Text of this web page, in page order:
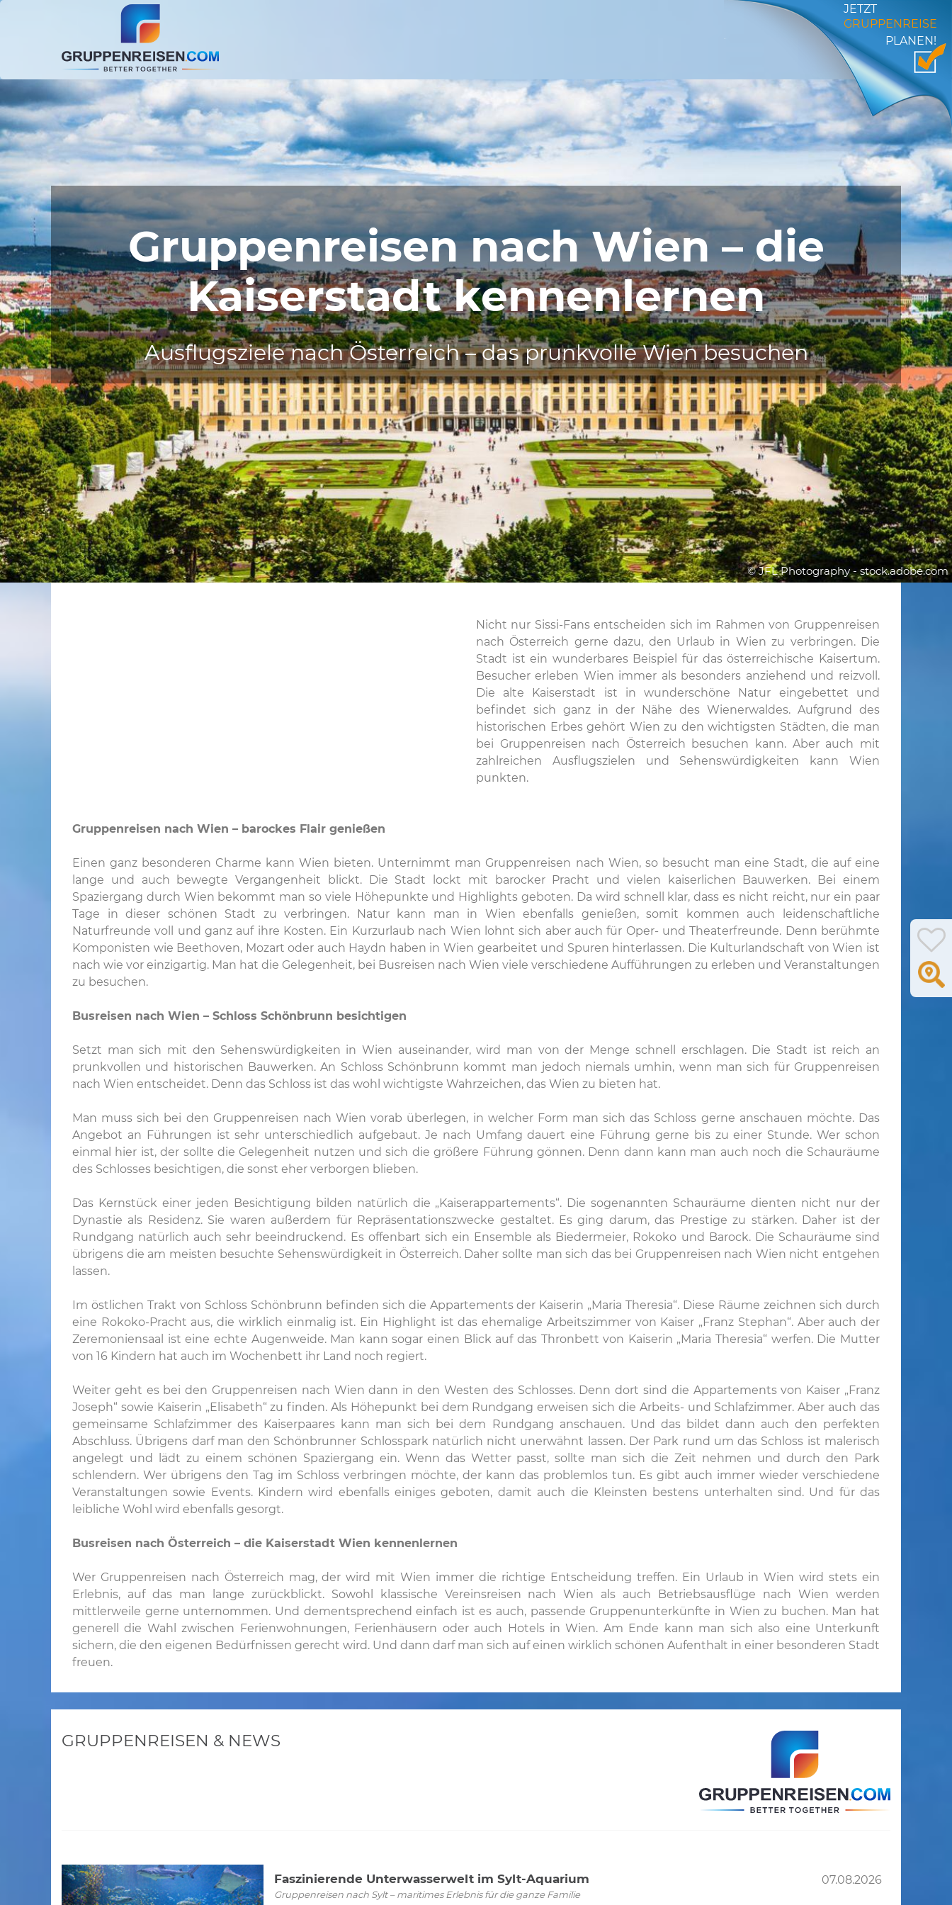
JETZT
GRUPPENREISE
PLANEN!
Gruppenreisen nach Wien – die
Kaiserstadt kennenlernen
Ausflugsziele nach Österreich – das prunkvolle Wien besuchen
© JFL Photography - stock.adobe.com
Nicht nur Sissi-Fans entscheiden sich im Rahmen von Gruppenreisen
nach Österreich gerne dazu, den Urlaub in Wien zu verbringen. Die
Stadt ist ein wunderbares Beispiel für das österreichische Kaisertum.
Besucher erleben Wien immer als besonders anziehend und reizvoll.
Die alte Kaiserstadt ist in wunderschöne Natur eingebettet und
befindet sich ganz in der Nähe des Wienerwaldes. Aufgrund des
historischen Erbes gehört Wien zu den wichtigsten Städten, die man
bei Gruppenreisen nach Österreich besuchen kann. Aber auch mit
zahlreichen Ausflugszielen und Sehenswürdigkeiten kann Wien
punkten.
Gruppenreisen nach Wien – barockes Flair genießen
Einen ganz besonderen Charme kann Wien bieten. Unternimmt man Gruppenreisen nach Wien, so besucht man eine Stadt, die auf eine
lange und auch bewegte Vergangenheit blickt. Die Stadt lockt mit barocker Pracht und vielen kaiserlichen Bauwerken. Bei einem
Spaziergang durch Wien bekommt man so viele Höhepunkte und Highlights geboten. Da wird schnell klar, dass es nicht reicht, nur ein paar
Tage in dieser schönen Stadt zu verbringen. Natur kann man in Wien ebenfalls genießen, somit kommen auch leidenschaftliche
Naturfreunde voll und ganz auf ihre Kosten. Ein Kurzurlaub nach Wien lohnt sich aber auch für Oper- und Theaterfreunde. Denn berühmte
Komponisten wie Beethoven, Mozart oder auch Haydn haben in Wien gearbeitet und Spuren hinterlassen. Die Kulturlandschaft von Wien ist
nach wie vor einzigartig. Man hat die Gelegenheit, bei Busreisen nach Wien viele verschiedene Aufführungen zu erleben und Veranstaltungen
zu besuchen.
Busreisen nach Wien – Schloss Schönbrunn besichtigen
Setzt man sich mit den Sehenswürdigkeiten in Wien auseinander, wird man von der Menge schnell erschlagen. Die Stadt ist reich an
prunkvollen und historischen Bauwerken. An Schloss Schönbrunn kommt man jedoch niemals umhin, wenn man sich für Gruppenreisen
nach Wien entscheidet. Denn das Schloss ist das wohl wichtigste Wahrzeichen, das Wien zu bieten hat.
Man muss sich bei den Gruppenreisen nach Wien vorab überlegen, in welcher Form man sich das Schloss gerne anschauen möchte. Das
Angebot an Führungen ist sehr unterschiedlich aufgebaut. Je nach Umfang dauert eine Führung gerne bis zu einer Stunde. Wer schon
einmal hier ist, der sollte die Gelegenheit nutzen und sich die größere Führung gönnen. Denn dann kann man auch noch die Schauräume
des Schlosses besichtigen, die sonst eher verborgen blieben.
Das Kernstück einer jeden Besichtigung bilden natürlich die „Kaiserappartements“. Die sogenannten Schauräume dienten nicht nur der
Dynastie als Residenz. Sie waren außerdem für Repräsentationszwecke gestaltet. Es ging darum, das Prestige zu stärken. Daher ist der
Rundgang natürlich auch sehr beeindruckend. Es offenbart sich ein Ensemble als Biedermeier, Rokoko und Barock. Die Schauräume sind
übrigens die am meisten besuchte Sehenswürdigkeit in Österreich. Daher sollte man sich das bei Gruppenreisen nach Wien nicht entgehen
lassen.
Im östlichen Trakt von Schloss Schönbrunn befinden sich die Appartements der Kaiserin „Maria Theresia“. Diese Räume zeichnen sich durch
eine Rokoko-Pracht aus, die wirklich einmalig ist. Ein Highlight ist das ehemalige Arbeitszimmer von Kaiser „Franz Stephan“. Aber auch der
Zeremoniensaal ist eine echte Augenweide. Man kann sogar einen Blick auf das Thronbett von Kaiserin „Maria Theresia“ werfen. Die Mutter
von 16 Kindern hat auch im Wochenbett ihr Land noch regiert.
Weiter geht es bei den Gruppenreisen nach Wien dann in den Westen des Schlosses. Denn dort sind die Appartements von Kaiser „Franz
Joseph“ sowie Kaiserin „Elisabeth“ zu finden. Als Höhepunkt bei dem Rundgang erweisen sich die Arbeits- und Schlafzimmer. Aber auch das
gemeinsame Schlafzimmer des Kaiserpaares kann man sich bei dem Rundgang anschauen. Und das bildet dann auch den perfekten
Abschluss. Übrigens darf man den Schönbrunner Schlosspark natürlich nicht unerwähnt lassen. Der Park rund um das Schloss ist malerisch
angelegt und lädt zu einem schönen Spaziergang ein. Wenn das Wetter passt, sollte man sich die Zeit nehmen und durch den Park
schlendern. Wer übrigens den Tag im Schloss verbringen möchte, der kann das problemlos tun. Es gibt auch immer wieder verschiedene
Veranstaltungen sowie Events. Kindern wird ebenfalls einiges geboten, damit auch die Kleinsten bestens unterhalten sind. Und für das
leibliche Wohl wird ebenfalls gesorgt.
Busreisen nach Österreich – die Kaiserstadt Wien kennenlernen
Wer Gruppenreisen nach Österreich mag, der wird mit Wien immer die richtige Entscheidung treffen. Ein Urlaub in Wien wird stets ein
Erlebnis, auf das man lange zurückblickt. Sowohl klassische Vereinsreisen nach Wien als auch Betriebsausflüge nach Wien werden
mittlerweile gerne unternommen. Und dementsprechend einfach ist es auch, passende Gruppenunterkünfte in Wien zu buchen. Man hat
generell die Wahl zwischen Ferienwohnungen, Ferienhäusern oder auch Hotels in Wien. Am Ende kann man sich also eine Unterkunft
sichern, die den eigenen Bedürfnissen gerecht wird. Und dann darf man sich auf einen wirklich schönen Aufenthalt in einer besonderen Stadt
freuen.
GRUPPENREISEN & NEWS
Faszinierende Unterwasserwelt im Sylt-Aquarium 07.08.2026
Gruppenreisen nach Sylt – maritimes Erlebnis für die ganze Familie